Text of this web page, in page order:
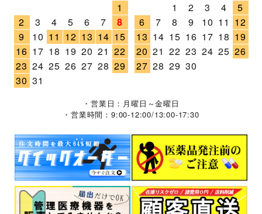
1
2
3 4 5 6 7
8
9
10 11 12 13 14 15
16 17 18 19 20 21 22
23 24 25 26 27 28 29
30 31
1
2 3 4
5
6
7 8 9 10 11 12
13 14 15 16 17 18 19
20 21 22 23 24 25 26
27 28 29 30
・営業日：月曜日～金曜日
・営業時間：9:00-12:00/13:00-17:30